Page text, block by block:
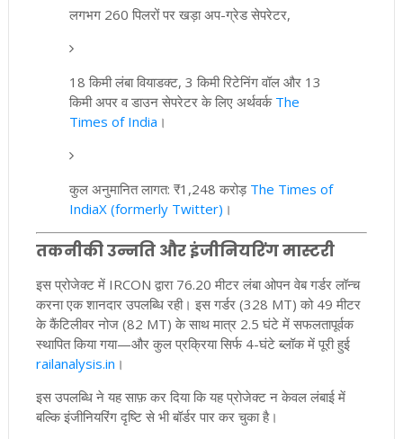
लगभग 260 पिलरों पर खड़ा अप-ग्रेड सेपरेटर,
18 किमी लंबा वियाडक्ट, 3 किमी रिटेनिंग वॉल और 13
किमी अपर व डाउन सेपरेटर के लिए अर्थवर्क The
Times of India ।
कुल अनुमानित लागत: ₹1,248 करोड़ The Times of
IndiaX (formerly Twitter) ।
तकनीकी उन्नति और इंजीनियरिंग मास्टरी
इस प्रोजेक्ट में IRCON द्वारा 76.20 मीटर लंबा ओपन वेब गर्डर लॉन्च
करना एक शानदार उपलब्धि रही। इस गर्डर (328 MT) को 49 मीटर
के कैंटिलीवर नोज (82 MT) के साथ मात्र 2.5 घंटे में सफलतापूर्वक
स्थापित किया गया—और कुल प्रक्रिया सिर्फ 4-घंटे ब्लॉक में पूरी हुई
railanalysis.in ।
इस उपलब्धि ने यह साफ़ कर दिया कि यह प्रोजेक्ट न केवल लंबाई में
बल्कि इंजीनियरिंग दृष्टि से भी बॉर्डर पार कर चुका है।